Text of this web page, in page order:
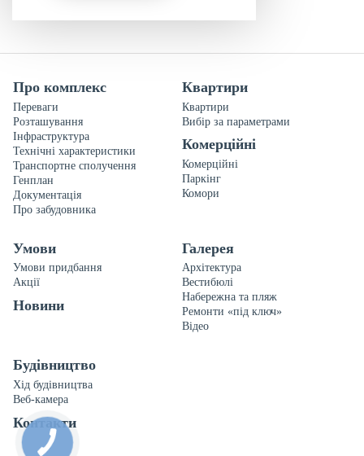
Про комплекс
Переваги
Розташування
Інфраструктура
Технічні характеристики
Транспортне сполучення
Генплан
Документація
Про забудовника
Квартири
Квартири
Вибір за параметрами
Комерційні
Комерційні
Паркінг
Комори
Умови
Умови придбання
Акції
Новини
Галерея
Архітектура
Вестибюлі
Набережна та пляж
Ремонти «під ключ»
Відео
Будівництво
Хід будівництва
Веб-камера
Контакти